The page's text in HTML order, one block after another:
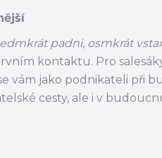
padni, osmkrát
kontaktu. Pro
vám jako podnikateli při
cesty, ale i v